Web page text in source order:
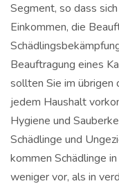
Segment, so dass
Einkommen, die
Beauftragung eines
sollten Sie im übrigen
jedem Haushalt
Hygiene und
Schädlinge und
kommen Schädlinge
weniger vor, als in